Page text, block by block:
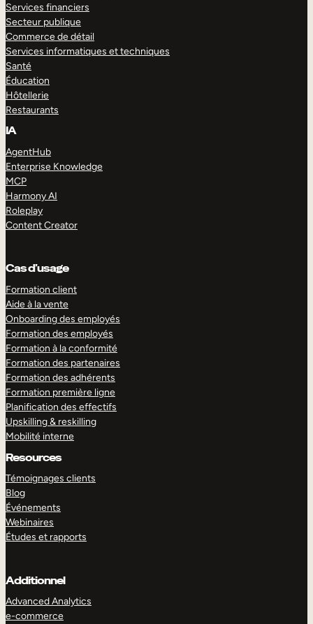
Services financiers
Secteur publique
Commerce de détail
Services informatiques et techniques
Santé
Éducation
Hôtellerie
Restaurants
IA
AgentHub
Enterprise Knowledge
MCP
Harmony AI
Roleplay
Content Creator
Cas d’usage
Formation client
Aide à la vente
Onboarding des employés
Formation des employés
Formation à la conformité
Formation des partenaires
Formation des adhérents
Formation première ligne
Planification des effectifs
Upskilling & reskilling
Mobilité interne
Resources
Témoignages clients
Blog
Événements
Webinaires
Études et rapports
Additionnel
Advanced Analytics
e-commerce